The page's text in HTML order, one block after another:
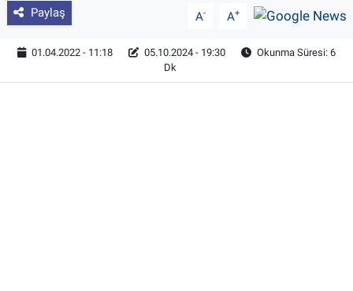
Paylaş A- A+
01.04.2022 - 11:18 05.10.2024 - 19:30
Okunma Süresi: 6
Dk